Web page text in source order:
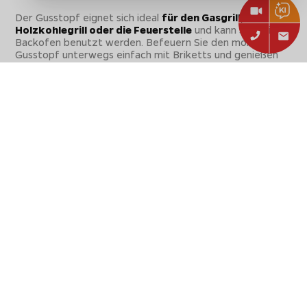
Der Gusstopf eignet sich ideal für den Gasgrill,
Holzkohlegrill oder die Feuerstelle und kann sogar im
Backofen benutzt werden. Befeuern Sie den mobilen
Gusstopf unterwegs einfach mit Briketts und genießen
wo immer Sie möchten besonders köstliche und perfekt